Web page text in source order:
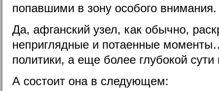
попавшими в зону особого внимания.
Да, афганский узел, как обычно,
неприглядные и потаенные
политики, а еще более глубокой
А состоит она в следующем: